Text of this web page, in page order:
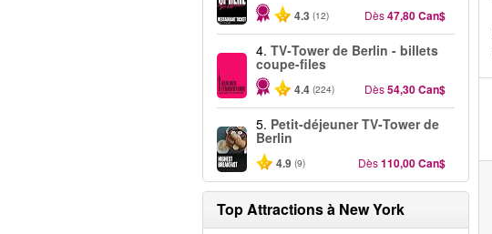
4.3 (12) Dès47,80 Can$
4. TV‑Tower de Berlin - billets
coupe-files
4.4 (224) Dès54,30 Can$
5. Petit-déjeuner TV‑Tower de
Berlin
4.9 (9) Dès110,00 Can$
Top Attractions à New York